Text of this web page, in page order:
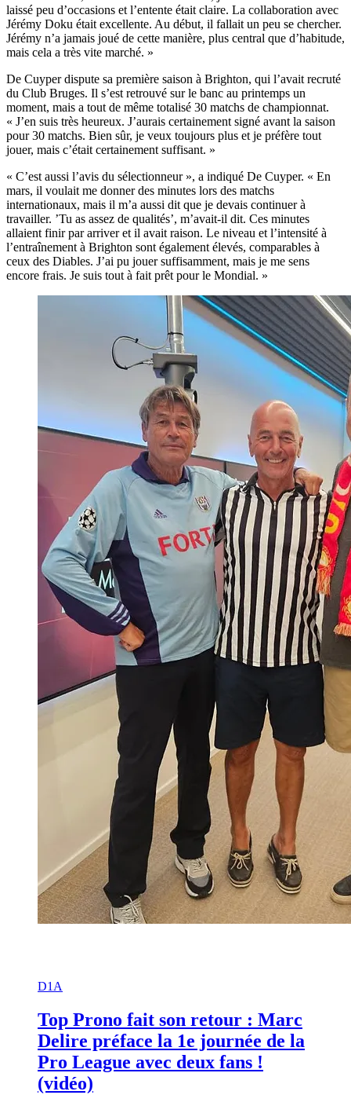
laissé peu d’occasions et l’entente était claire. La collaboration avec
Jérémy Doku était excellente. Au début, il fallait un peu se chercher.
Jérémy n’a jamais joué de cette manière, plus central que d’habitude,
mais cela a très vite marché. »
De Cuyper dispute sa première saison à Brighton, qui l’avait recruté
du Club Bruges. Il s’est retrouvé sur le banc au printemps un
moment, mais a tout de même totalisé 30 matchs de championnat.
« J’en suis très heureux. J’aurais certainement signé avant la saison
pour 30 matchs. Bien sûr, je veux toujours plus et je préfère tout
jouer, mais c’était certainement suffisant. »
« C’est aussi l’avis du sélectionneur », a indiqué De Cuyper. « En
mars, il voulait me donner des minutes lors des matchs
internationaux, mais il m’a aussi dit que je devais continuer à
travailler. ’Tu as assez de qualités’, m’avait-il dit. Ces minutes
allaient finir par arriver et il avait raison. Le niveau et l’intensité à
l’entraînement à Brighton sont également élevés, comparables à
ceux des Diables. J’ai pu jouer suffisamment, mais je me sens
encore frais. Je suis tout à fait prêt pour le Mondial. »
D1A
Top Prono fait son retour : Marc
Delire préface la 1e journée de la
Pro League avec deux fans !
(vidéo)